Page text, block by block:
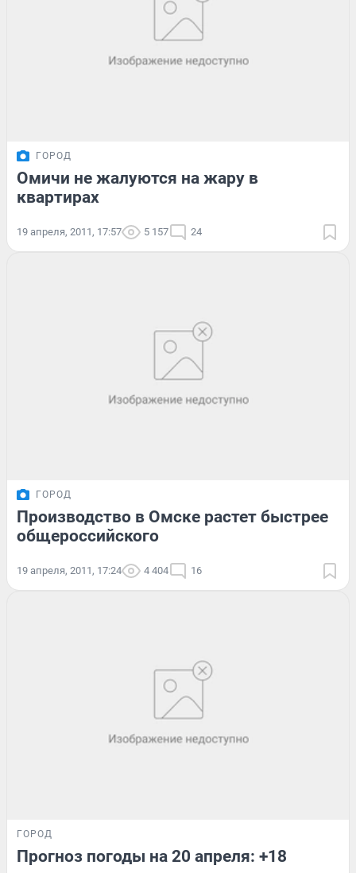
ГОРОД
Омичи не жалуются на жару в
квартирах
19 апреля, 2011, 17:57 5 157 24
ГОРОД
Производство в Омске растет быстрее
общероссийского
19 апреля, 2011, 17:24 4 404 16
ГОРОД
Прогноз погоды на 20 апреля: +18